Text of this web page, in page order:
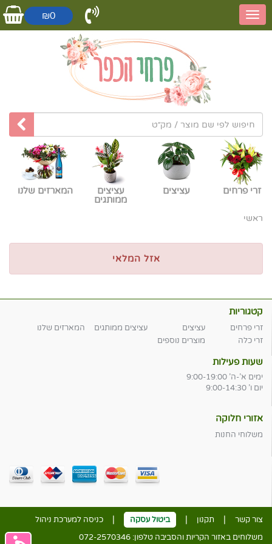
₪0
זרי פרחים עציצים
עציצים
ממותגים
המארזים שלנו
ראשי
אזל המלאי
קטגוריות
זרי פרחים עציצים עציצים ממותגים
המארזים שלנו
זרי כלה
מוצרים נוספים
שעות פעילות
ימים א'-ה' 9:00-19:00
יום ו' 9:00-14:30
אזורי חלוקה
משלוחי החנות
צור קשר | תקנון | ביטול עסקה |
כניסה למערכת ניהול
משלוחים באזור הקריות והסביבה טלפון: 072-2570346